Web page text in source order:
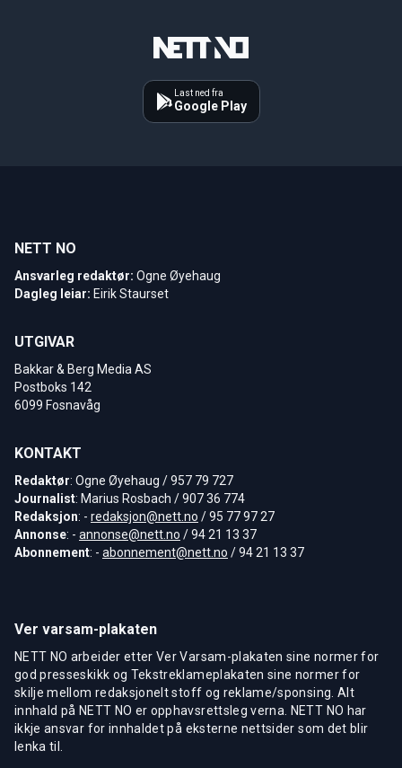
Last ned fra
Google Play
NETT NO
Ansvarleg redaktør: Ogne Øyehaug
Dagleg leiar: Eirik Staurset
UTGIVAR
Bakkar & Berg Media AS
Postboks 142
6099 Fosnavåg
KONTAKT
Redaktør: Ogne Øyehaug / 957 79 727
Journalist: Marius Rosbach / 907 36 774
Redaksjon: - redaksjon@nett.no / 95 77 97 27
Annonse: - annonse@nett.no / 94 21 13 37
Abonnement: - abonnement@nett.no / 94 21 13 37
Ver varsam-plakaten
NETT NO arbeider etter Ver Varsam-plakaten sine normer for
god presseskikk og Tekstreklameplakaten sine normer for
skilje mellom redaksjonelt stoff og reklame/sponsing. Alt
innhald på NETT NO er opphavsrettsleg verna. NETT NO har
ikkje ansvar for innhaldet på eksterne nettsider som det blir
lenka til.